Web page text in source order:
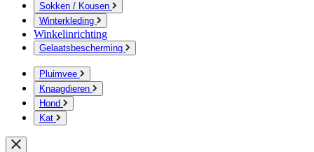
Sokken / Kousen
Winterkleding
Winkelinrichting
Gelaatsbescherming
Pluimvee
Knaagdieren
Hond
Kat